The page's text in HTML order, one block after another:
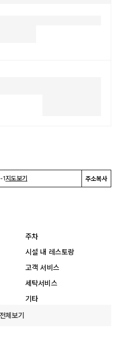
1지도보기 주소복사
주차
시설 내 레스토랑
고객 서비스
세탁서비스
기타
전체보기